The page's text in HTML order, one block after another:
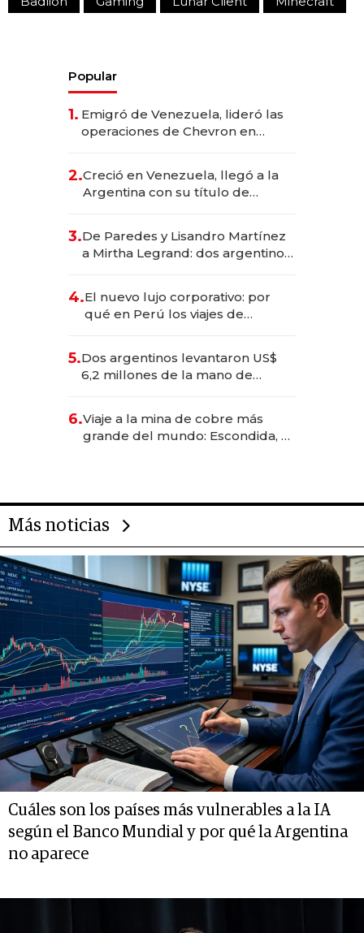
Popular
1. Emigró de Venezuela, lideró las
operaciones de Chevron en
2.Creció en Venezuela, llegó a la
Argentina con su título de
las marcas "fast premium"
3.De Paredes y Lisandro Martínez
a Mirtha Legrand: dos argentinos
4.El nuevo lujo corporativo: por
qué en Perú los viajes de
transformadoras
5.Dos argentinos levantaron US$
6,2 millones de la mano de
6.Viaje a la mina de cobre más
grande del mundo: Escondida, el
Más noticias
Cuáles son los países más vulnerables a la IA
según el Banco Mundial y por qué la Argentina
no aparece